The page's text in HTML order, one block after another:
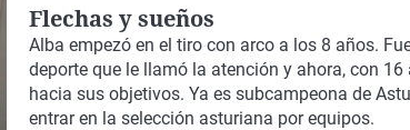
Flechas y sueños
Alba empezó en el tiro con arco a los 8 años.
deporte que le llamó la atención y ahora, con 16
hacia sus objetivos. Ya es subcampeona de
entrar en la selección asturiana por equipos.